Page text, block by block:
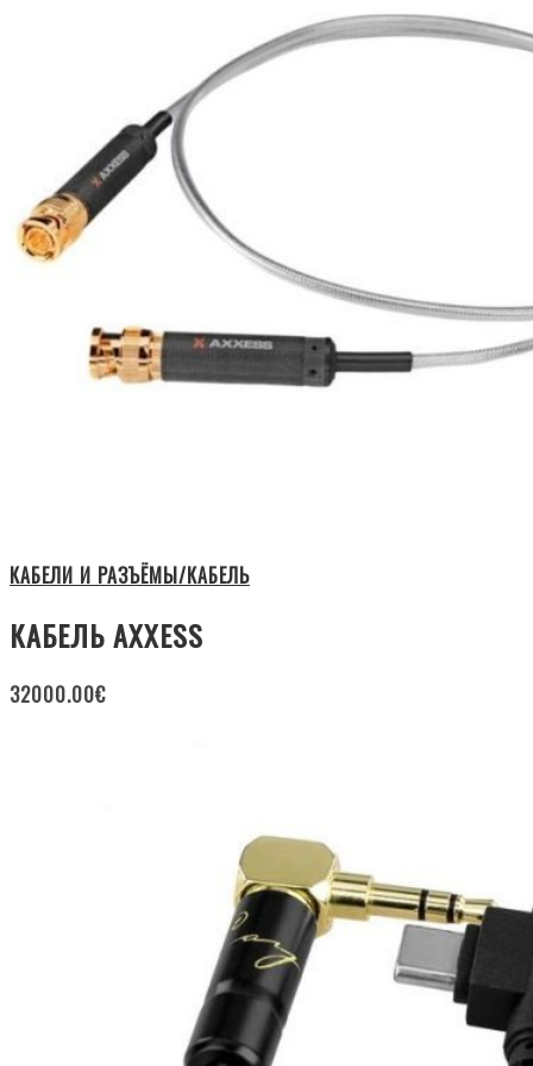
КАБЕЛИ И РАЗЪЁМЫ/КАБЕЛЬ
КАБЕЛЬ AXXESS
32000.00€